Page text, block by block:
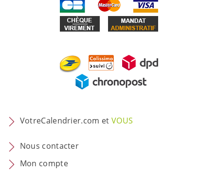
VotreCalendrier.com etVOUS
Nous contacter
Mon compte